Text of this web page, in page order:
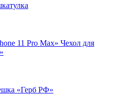
Чехол для
«Герб РФ»